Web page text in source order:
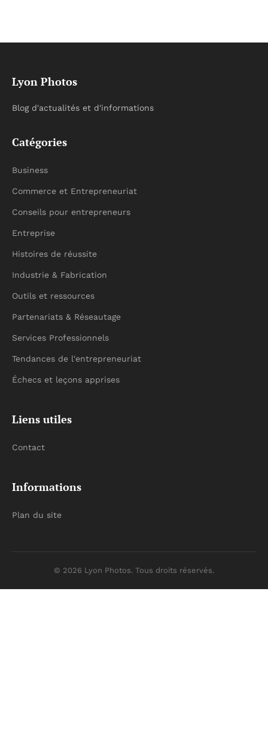
Lyon Photos
Blog d'actualités et d'informations
Catégories
Business
Commerce et Entrepreneuriat
Conseils pour entrepreneurs
Entreprise
Histoires de réussite
Industrie & Fabrication
Outils et ressources
Partenariats & Réseautage
Services Professionnels
Tendances de l'entrepreneuriat
Échecs et leçons apprises
Liens utiles
Contact
Informations
Plan du site
© 2026 Lyon Photos. Tous droits réservés.